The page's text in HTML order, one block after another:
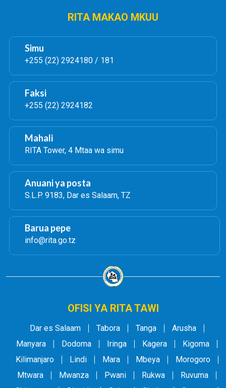
RITA MAKAO MKUU
Simu
+255 (22) 2924180 / 181
Faksi
+255 (22) 2924182
Mahali
RITA Tower, 4 Mtaa wa simu
Anuani ya posta
S.L.P. 9183, Dar es Salaam, TZ
Barua pepe
info@rita.go.tz
OFISI YA RITA TAWI
Dar es Salaam Tabora Tanga
Arusha
Manyara
Dodoma Iringa Kagera
Kigoma
Kilimanjaro
Lindi Mara Mbeya
Morogoro
Mtwara
Mwanza Pwani Rukwa
Ruvuma